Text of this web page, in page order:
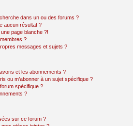
dans un ou des forums ?
aucun résultat ?
page blanche ?!
?
messages et sujets ?
et les abonnements ?
ou m’abonner à un sujet spécifique ?
spécifique ?
?
sur ce forum ?